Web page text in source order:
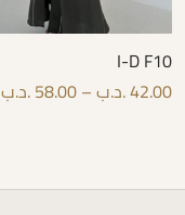
I-D F10
42.00.د.ب–
58.00.د.ب